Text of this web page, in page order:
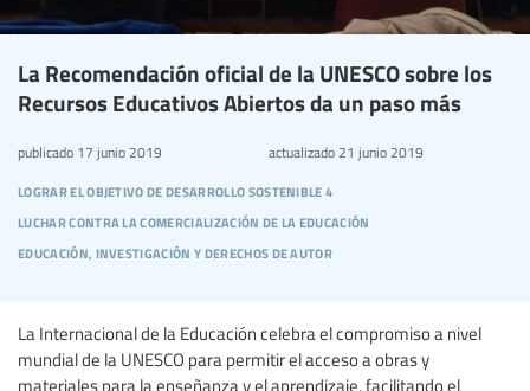
La Recomendación oficial de la UNESCO sobre los
Recursos Educativos Abiertos da un paso más
lograr el objetivo de desarrollo sostenible 4
luchar contra la comercialización de la educación
educación, investigación y derechos de autor
publicado 17 junio 2019 actualizado21 junio 2019
La Internacional de la Educación celebra el compromiso a nivel
mundial de la UNESCO para permitir el acceso a obras y
materiales para la enseñanza y el aprendizaje, facilitando el